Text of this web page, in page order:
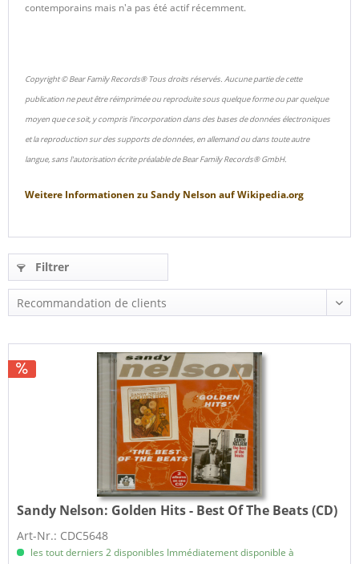
contemporains mais n'a pas été actif récemment.
Copyright © Bear Family Records® Tous droits réservés. Aucune partie de cette
publication ne peut être réimprimée ou reproduite sous quelque forme ou par quelque
moyen que ce soit, y compris l'incorporation dans des bases de données électroniques
et la reproduction sur des supports de données, en allemand ou dans toute autre
langue, sans l'autorisation écrite préalable de Bear Family Records® GmbH.
Weitere Informationen zu Sandy Nelson aufWikipedia.org
Filtrer
Sandy Nelson: Golden Hits - Best Of The Beats (CD)
Art-Nr.: CDC5648
les tout derniers 2 disponibles Immédiatement disponible à